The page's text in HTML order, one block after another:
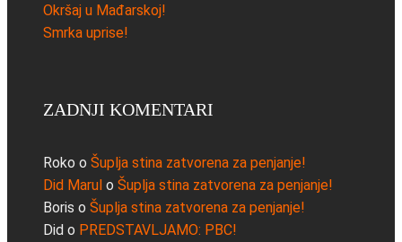
Okršaj u Mađarskoj!
Smrka uprise!
ZADNJI KOMENTARI
Roko o Šuplja stina zatvorena za penjanje!
Did Marul o Šuplja stina zatvorena za penjanje!
Boris o Šuplja stina zatvorena za penjanje!
Did o PREDSTAVLJAMO: PBC!